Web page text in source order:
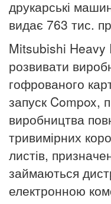
друкарські
видає 763 тис.
Mitsubishi Heavy
розвивати
гофрованого
запуск Compox,
виробництва
тривимірних
листів,
займаються
електронною